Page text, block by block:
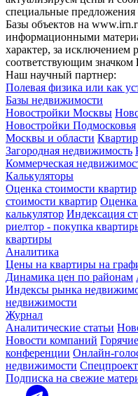
специальные предложения
Базы объектов на
информационными
характер, за
соответствующим значком
Наш научный партнер:
Полевая физика или как
Базы недвижимости
Новостройки Москвы
Новостройки Подмосковья
Москвы и области
Загородная недвижимость
Коммерческая
Калькуляторы
Оценка стоимости квартир
стоимости квартир Оценка
калькулятор Индексация
риелтор - покупка
квартиры
Аналитика
Цены на квартиры на
Динамика цен по районам
Индексы рынка
недвижимости
Журнал
Аналитические статьи
Новости компаний
конференции Онлайн-
недвижимости
Подписка на свежие